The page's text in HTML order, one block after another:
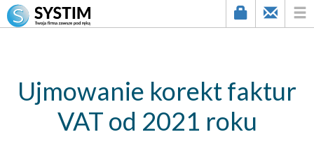
string(2) "91"
Ujmowanie korekt faktur
VAT od 2021 roku